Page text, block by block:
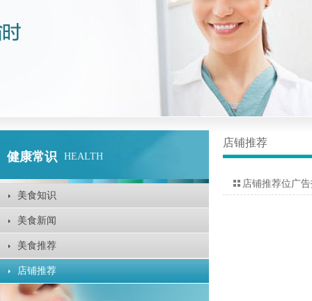
健康常识 HEALTH
美食知识
美食新闻
美食推荐
店铺推荐
店铺推荐
店铺推荐位广